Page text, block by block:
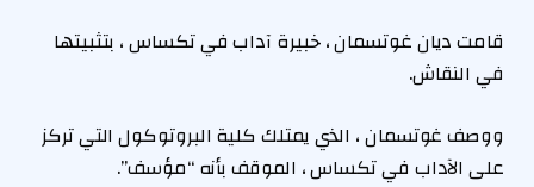
قامت ديان غوتسمان ، خبيرة آداب في تكساس ، بتثبيتها
في النقاش.
ووصف غوتسمان ، الذي يمتلك كلية البروتوكول التي تركز
على الآداب في تكساس ، الموقف بأنه “مؤسف”.